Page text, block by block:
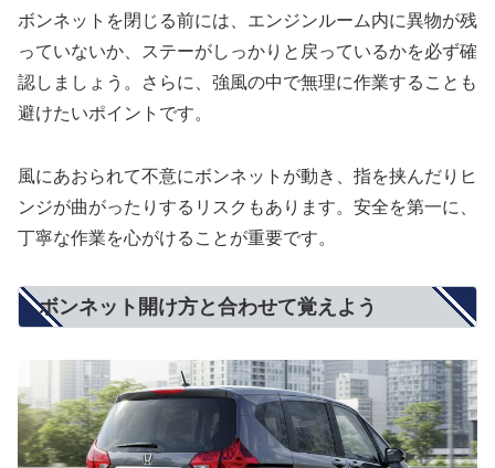
ボンネットを閉じる前には、エンジンルーム内に異物が残
っていないか、ステーがしっかりと戻っているかを必ず確
認しましょう。さらに、強風の中で無理に作業することも
避けたいポイントです。
風にあおられて不意にボンネットが動き、指を挟んだりヒ
ンジが曲がったりするリスクもあります。安全を第一に、
丁寧な作業を心がけることが重要です。
ボンネット開け方と合わせて覚えよう